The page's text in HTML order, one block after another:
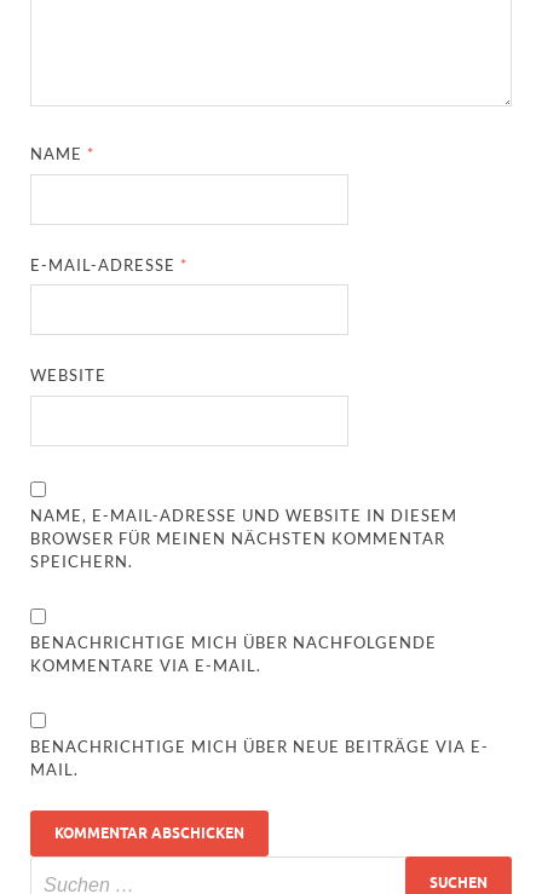
NAME *
E-MAIL-ADRESSE *
WEBSITE
NAME, E-MAIL-ADRESSE UND WEBSITE IN DIESEM
BROWSER FÜR MEINEN NÄCHSTEN KOMMENTAR
SPEICHERN.
BENACHRICHTIGE MICH ÜBER NACHFOLGENDE
KOMMENTARE VIA E-MAIL.
BENACHRICHTIGE MICH ÜBER NEUE BEITRÄGE VIA E-
MAIL.